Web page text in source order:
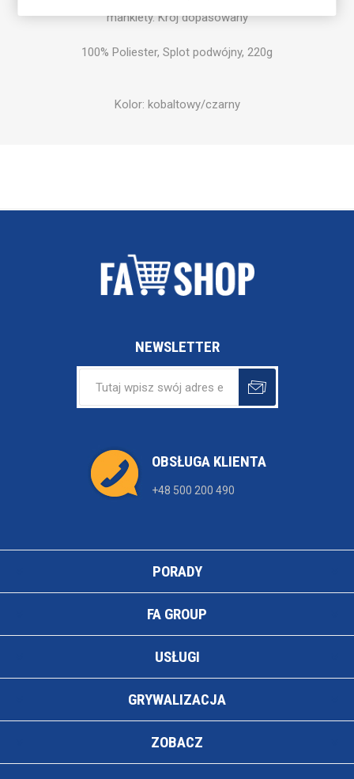
mankiety. Krój dopasowany
100% Poliester, Splot podwójny, 220g
Kolor: kobaltowy/czarny
NEWSLETTER
OBSŁUGA KLIENTA
+48 500 200 490
PORADY
FA GROUP
USŁUGI
GRYWALIZACJA
ZOBACZ